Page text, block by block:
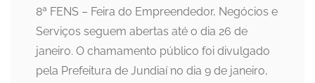
8ª FENS – Feira do Empreendedor, Negócios e
Serviços seguem abertas até o dia 26 de
janeiro. O chamamento público foi divulgado
pela Prefeitura de Jundiaí no dia 9 de janeiro,